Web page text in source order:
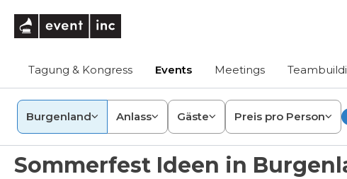
Tagung & Kongress Events Meetings
Burgenland Anlass Gäste Preis pro Person
Sommerfest Ideen in